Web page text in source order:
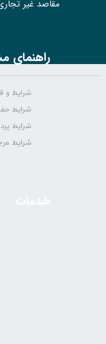
مقاصد غیر
راهنمای
شرایط و
شرایط
شرایط
شرایط